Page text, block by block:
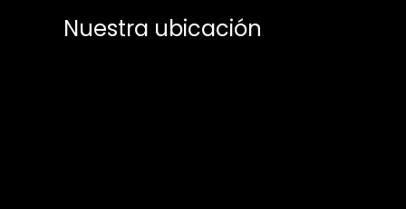
Nuestra ubicación